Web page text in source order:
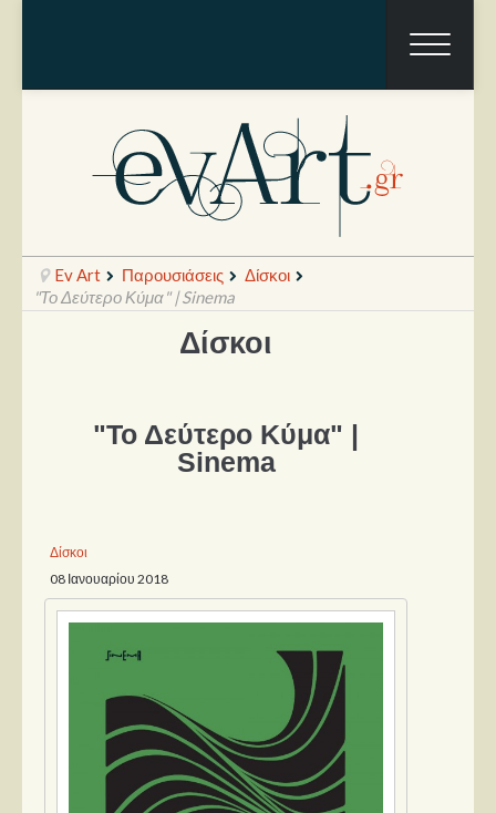
Θέατρο
Παρουσιάσεις
Δίσκοι
Σειρές
Ταινίες
Βιβλία
Video News
Καλλιτέχνες
Ev Art Παρουσιάσεις
Δίσκοι
"Το Δεύτερο Κύμα" | Sinema
Δίσκοι
"Το Δεύτερο Κύμα" |
Sinema
Δίσκοι
08 Ιανουαρίου 2018